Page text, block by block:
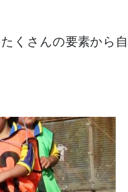
くさんの要素から